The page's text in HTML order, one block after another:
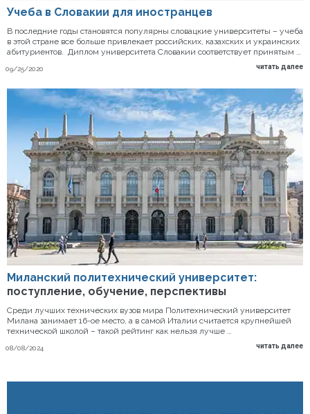
Учеба в Словакии для иностранцев
09/25/2020
В последние годы становятся популярны словацкие университеты – учеба
в этой стране все больше привлекает российских, казахских и украинских
абитуриентов. Диплом университета Словакии соответствует принятым …
читать далее
Миланский политехнический университет:
поступление, обучение, перспективы
08/08/2024
Среди лучших технических вузов мира Политехнический университет
Милана занимает 16-ое место, а в самой Италии считается крупнейшей
технической школой – такой рейтинг как нельзя лучше …
читать далее